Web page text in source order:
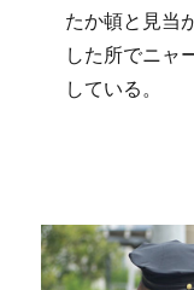
たか頓と見当
した所でニャ
している。